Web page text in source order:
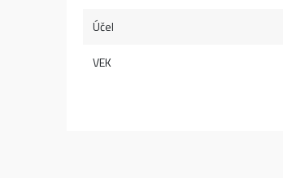
Účel
VEK